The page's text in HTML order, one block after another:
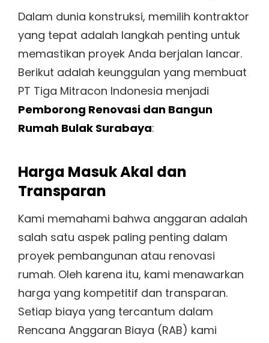
Dalam dunia konstruksi, memilih kontraktor
yang tepat adalah langkah penting untuk
memastikan proyek Anda berjalan lancar.
Berikut adalah keunggulan yang membuat
PT Tiga Mitracon Indonesia menjadi
Pemborong Renovasi dan Bangun
Rumah Bulak Surabaya:
Harga Masuk Akal dan
Transparan
Kami memahami bahwa anggaran adalah
salah satu aspek paling penting dalam
proyek pembangunan atau renovasi
rumah. Oleh karena itu, kami menawarkan
harga yang kompetitif dan transparan.
Setiap biaya yang tercantum dalam
Rencana Anggaran Biaya (RAB) kami